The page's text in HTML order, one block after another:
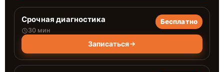
Срочная диагностика
30 мин
Бесплатно
Записаться